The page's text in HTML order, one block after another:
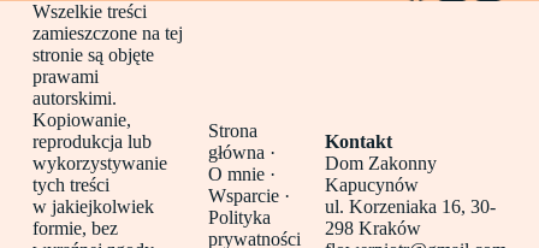
Wszelkie treści
zamieszczone na tej
stronie są objęte
prawami
autorskimi.
Kopiowanie,
reprodukcja lub
wykorzystywanie
tych treści
w jakiejkolwiek
formie, bez
Strona
główna ·
O mnie ·
Wsparcie ·
Polityka
prywatności
Kontakt
Dom Zakonny
Kapucynów
ul. Korzeniaka 16, 30-
298 Kraków